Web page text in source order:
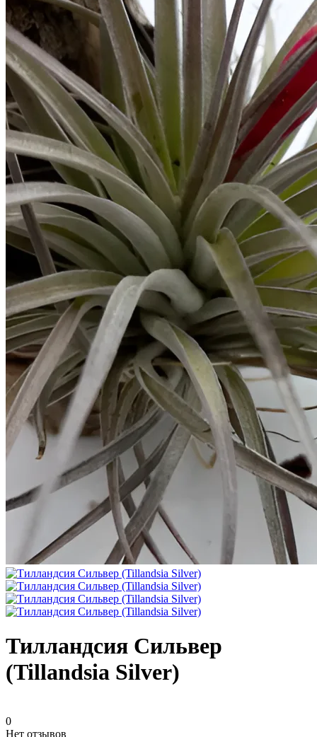
Тилландсия Сильвер
(Tillandsia Silver)
0
Нет отзывов